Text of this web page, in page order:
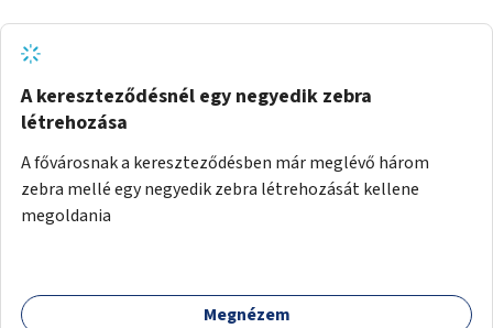
a FreeSZFE hallgatóit, tanárait, teret adva az ő
kibontakozásuknak is. Színes, változatos műsor mellett
baráti körök alakulhatnak, hiszen a kultúra óriási kovász. A
falakat nagy cigány festők, Péli Tamás, Szentandrássy
festményei mellett, L. Ritók Nóra (Igazgyöngy)
gyermekeinek elismert rajzaiból időszaki kiállítás is helyet
kaphatna a térben. Segítségül Józsefváros önkormányzata,
A kereszteződésnél egy negyedik zebra
létrehozása
A fővárosnak a kereszteződésben már meglévő három
zebra mellé egy negyedik zebra létrehozását kellene
megoldania
Megnézem